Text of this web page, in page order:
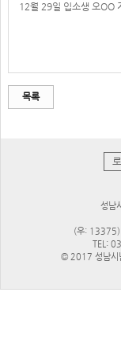
12월 29일 입소생 오OO
목록
성남
(우: 13375)
TEL:
© 2017 성남시